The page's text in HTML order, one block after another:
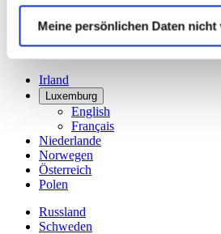
Meine persönlichen Daten
Dänemark
Deutschland
Finnland
Irland
Luxemburg
English
Français
Niederlande
Norwegen
Österreich
Polen
Russland
Schweden